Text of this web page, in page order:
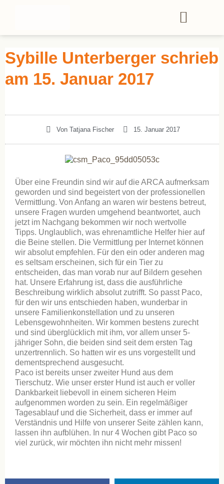
Sybille Unterberger schrieb
am 15. Januar 2017
VonTatjana Fischer 15. Januar 2017
Über eine Freundin sind wir auf die ARCA aufmerksam
geworden und sind begeistert von der professionellen
Vermittlung. Von Anfang an waren wir bestens betreut,
unsere Fragen wurden umgehend beantwortet, auch
jetzt im Nachgang bekommen wir noch wertvolle
Tipps. Unglaublich, was ehrenamtliche Helfer hier auf
die Beine stellen. Die Vermittlung per Internet können
wir absolut empfehlen. Für den ein oder anderen mag
es seltsam erscheinen, sich für ein Tier zu
entscheiden, das man vorab nur auf Bildern gesehen
hat. Unsere Erfahrung ist, dass die ausführliche
Beschreibung wirklich absolut zutrifft. So passt Paco,
für den wir uns entschieden haben, wunderbar in
unsere Familienkonstellation und zu unseren
Lebensgewohnheiten. Wir kommen bestens zurecht
und sind überglücklich mit ihm, vor allem unser 5-
jähriger Sohn, die beiden sind seit dem ersten Tag
unzertrennlich. So hatten wir es uns vorgestellt und
dementsprechend ausgesucht.
Paco ist bereits unser zweiter Hund aus dem
Tierschutz. Wie unser erster Hund ist auch er voller
Dankbarkeit liebevoll in einem sicheren Heim
aufgenommen worden zu sein. Ein regelmäßiger
Tagesablauf und die Sicherheit, dass er immer auf
Verständnis und Hilfe von unserer Seite zählen kann,
lassen ihn aufblühen. In nur 4 Wochen gibt Paco so
viel zurück, wir möchten ihn nicht mehr missen!